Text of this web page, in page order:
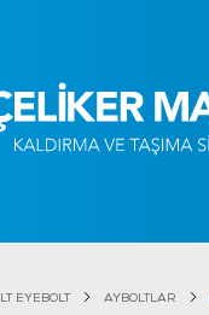
EYEBOLT AYBOLTLAR